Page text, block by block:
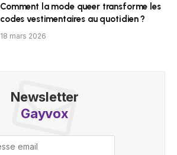
Comment la mode queer transforme les
codes vestimentaires au quotidien ?
18 mars 2026
Newsletter
Gayvox